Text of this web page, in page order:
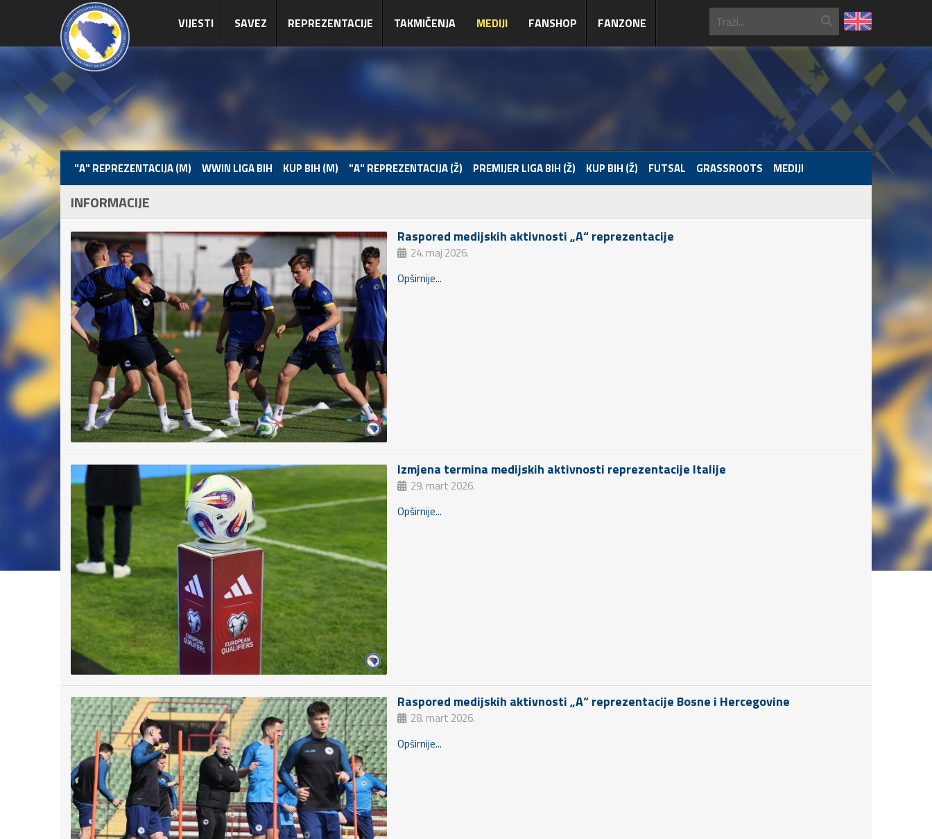
VIJESTI SAVEZ REPREZENTACIJE TAKMIČENJA MEDIJI FANSHOP FANZONE
"A" REPREZENTACIJA (M) WWIN LIGA BIH KUP BIH (M) "A" REPREZENTACIJA (Ž) PREMIJER LIGA BIH (Ž) KUP BIH (Ž) FUTSAL GRASSROOTS MEDIJI
INFORMACIJE
Raspored medijskih aktivnosti „A“ reprezentacije
24. maj 2026.
Opširnije...
Izmjena termina medijskih aktivnosti reprezentacije Italije
29. mart 2026.
Opširnije...
Raspored medijskih aktivnosti „A“ reprezentacije Bosne i Hercegovine
28. mart 2026.
Opširnije...